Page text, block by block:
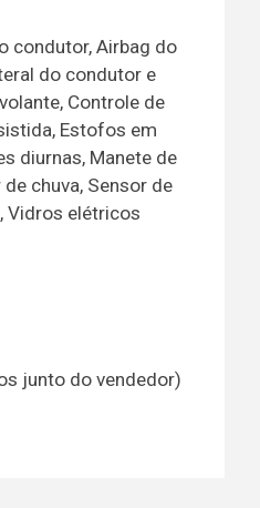
condutor, Airbag do
do condutor e
Controle de
Estofos em
diurnas, Manete de
chuva, Sensor de
Vidros elétricos
junto do vendedor)